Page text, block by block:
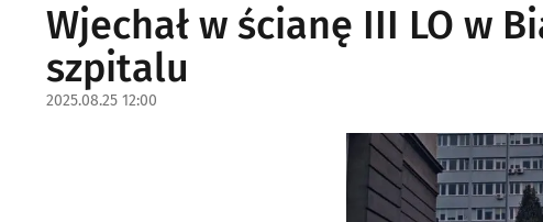
Wjechał w ścianę III LO w
szpitalu
2025.08.25 12:00